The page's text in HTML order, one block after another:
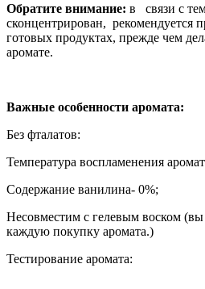
Обратите внимание: в связи с
сконцентрирован, рекомендуется
готовых продуктах, прежде чем
аромате.
Важные особенности аромата:
Без фталатов:
Температура воспламенения
Содержание ванилина- 0%;
Несовместим с гелевым воском (вы
каждую покупку аромата.)
Тестирование аромата: